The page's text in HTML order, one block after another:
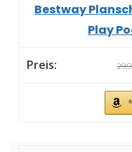
Bestway
Play